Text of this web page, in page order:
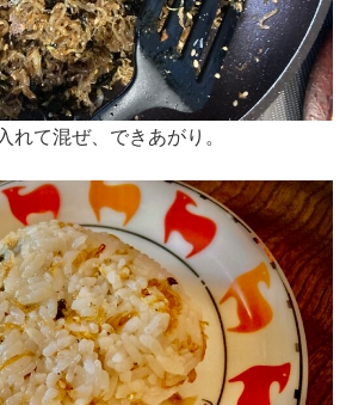
て混ぜ、できあがり。